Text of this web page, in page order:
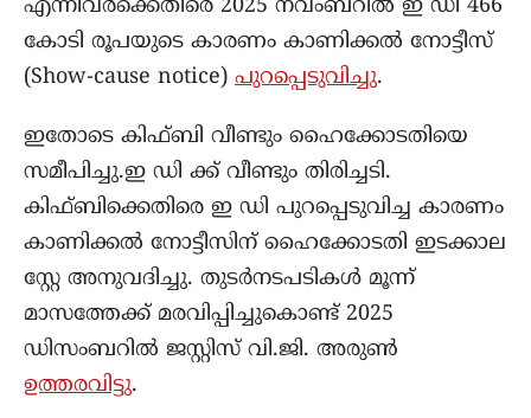
എന്നിവർക്കെതിരെ 2025 നവംബറിൽ ഇ ഡി 466
കോടി രൂപയുടെ കാരണം കാണിക്കൽ നോട്ടീസ്
(Show-cause notice) പുറപ്പെടുവിച്ചു.
ഇതോടെ കിഫ്ബി വീണ്ടും ഹൈക്കോടതിയെ
സമീപിച്ചു.ഇ ഡി ക്ക് വീണ്ടും തിരിച്ചടി.
കിഫ്ബിക്കെതിരെ ഇ ഡി പുറപ്പെടുവിച്ച കാരണം
കാണിക്കൽ നോട്ടീസിന് ഹൈക്കോടതി ഇടക്കാല
സ്റ്റേ അനുവദിച്ചു. തുടർനടപടികൾ മൂന്ന്
മാസത്തേക്ക് മരവിപ്പിച്ചുകൊണ്ട് 2025
ഡിസംബറില്‍ ജസ്റ്റിസ് വി.ജി. അരുൺ
ഉത്തരവിട്ടു.